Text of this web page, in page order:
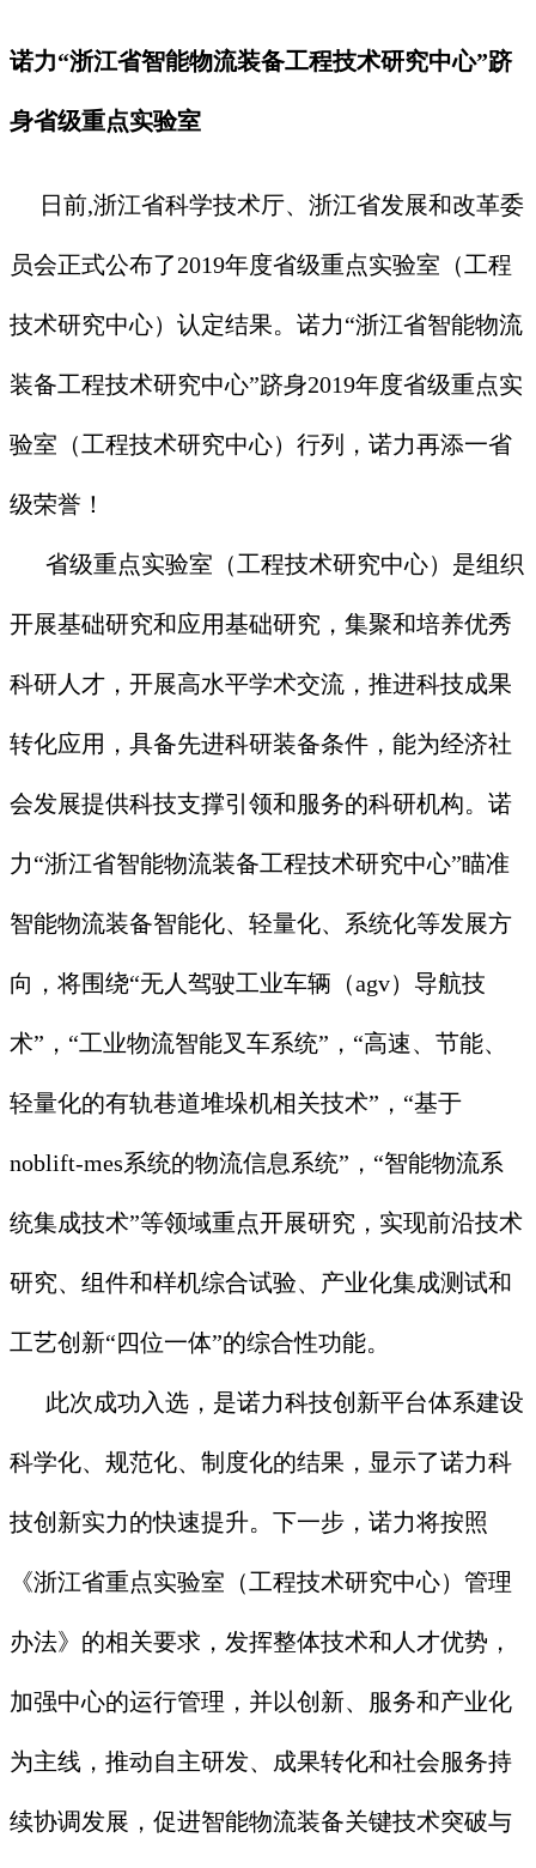
诺力“浙江省智能物流装备工程技术研究中心”跻
身省级重点实验室
日前,浙江省科学技术厅、浙江省发展和改革委
员会正式公布了2019年度省级重点实验室（工程
技术研究中心）认定结果。诺力“浙江省智能物流
装备工程技术研究中心”跻身2019年度省级重点实
验室（工程技术研究中心）行列，诺力再添一省
级荣誉！
省级重点实验室（工程技术研究中心）是组织
开展基础研究和应用基础研究，集聚和培养优秀
科研人才，开展高水平学术交流，推进科技成果
转化应用，具备先进科研装备条件，能为经济社
会发展提供科技支撑引领和服务的科研机构。诺
力“浙江省智能物流装备工程技术研究中心”瞄准
智能物流装备智能化、轻量化、系统化等发展方
向，将围绕“无人驾驶工业车辆（agv）导航技
术”，“工业物流智能叉车系统”，“高速、节能、
轻量化的有轨巷道堆垛机相关技术”，“基于
noblift-mes系统的物流信息系统”，“智能物流系
统集成技术”等领域重点开展研究，实现前沿技术
研究、组件和样机综合试验、产业化集成测试和
工艺创新“四位一体”的综合性功能。
此次成功入选，是诺力科技创新平台体系建设
科学化、规范化、制度化的结果，显示了诺力科
技创新实力的快速提升。下一步，诺力将按照
《浙江省重点实验室（工程技术研究中心）管理
办法》的相关要求，发挥整体技术和人才优势，
加强中心的运行管理，并以创新、服务和产业化
为主线，推动自主研发、成果转化和社会服务持
续协调发展，促进智能物流装备关键技术突破与